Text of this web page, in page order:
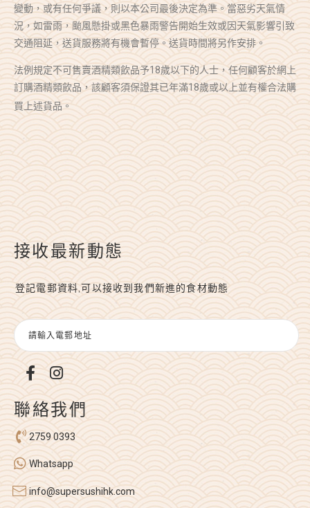
變動，或有任何爭議，則以本公司最後決定為準。當惡劣天氣情
況，如雷雨，颱風懸掛或黑色暴雨警告開始生效或因天氣影響引致
交通阻延，送貨服務將有機會暫停。送貨時間將另作安排。
法例規定不可售賣酒精類飲品予18歲以下的人士，任何顧客於網上
訂購酒精類飲品，該顧客須保證其已年滿18歲或以上並有權合法購
買上述貨品。
接收最新動態
登記電郵資料,可以接收到我們新進的食材動態
聯絡我們
2759 0393
Whatsapp
info@supersushihk.com